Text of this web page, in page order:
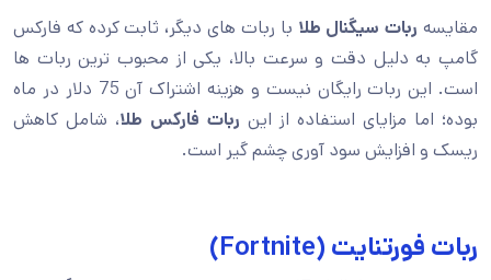
مقایسه ربات سیگنال طلا با ربات های دیگر، ثابت کرده که فارکس
گامپ به دلیل دقت و سرعت بالا، یکی از محبوب ترین ربات ها
است. این ربات رایگان نیست و هزینه اشتراک آن 75 دلار در ماه
بوده؛ اما مزایای استفاده از این ربات فارکس طلا، شامل کاهش
ریسک و افزایش سود آوری چشم گیر است.
ربات فورتنایت (Fortnite)